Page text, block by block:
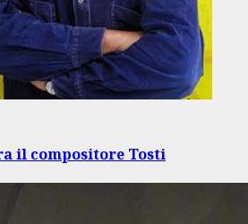
il compositore Tosti